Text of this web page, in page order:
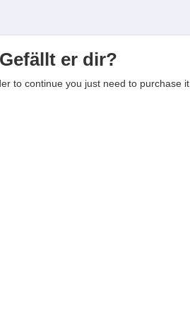
er dir?
to continue you just need to purchase it.